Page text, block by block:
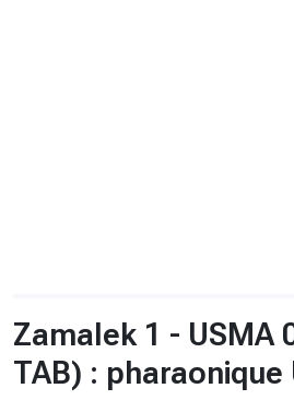
Zamalek 1 - USMA
TAB) : pharaonique